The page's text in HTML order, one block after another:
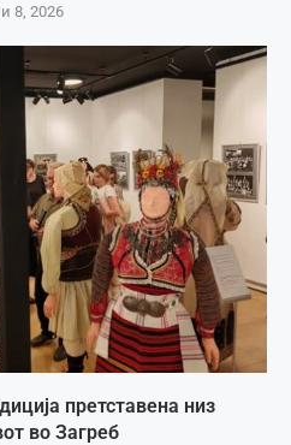
8, 2026
претставена низ
во Загреб